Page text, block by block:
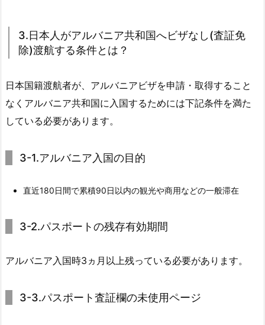
3.日本人がアルバニア共和国へビザなし(査証免
除)渡航する条件とは？
日本国籍渡航者が、アルバニアビザを申請・取得すること
なくアルバニア共和国に入国するためには下記条件を満た
している必要があります。
3-1.アルバニア入国の目的
直近180日間で累積90日以内の観光や商用などの一般滞在
3-2.パスポートの残存有効期間
アルバニア入国時3ヵ月以上残っている必要があります。
3-3.パスポート査証欄の未使用ページ